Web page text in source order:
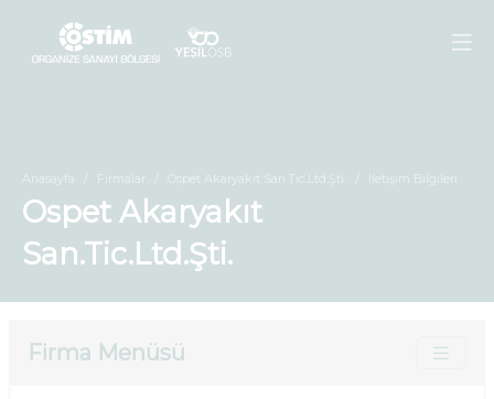
Anasayfa Firmalar Ospet Akaryakıt San.Tic.Ltd.Şti. İletişim Bilgileri
Ospet Akaryakıt
San.Tic.Ltd.Şti.
Firma Menüsü